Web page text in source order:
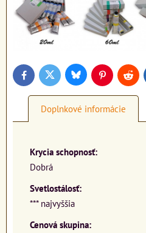
FacebookTwitter BlueskyPinterestReddit
Doplnkové informácie
Krycia schopnosť:
Dobrá
Svetlostálosť:
*** najvyššia
Cenová skupina: